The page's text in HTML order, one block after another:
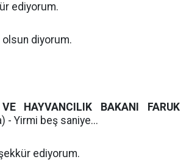
ediyorum.
olsun diyorum.
HAYVANCILIK BAKANI FARUK
- Yirmi beş saniye...
ediyorum.